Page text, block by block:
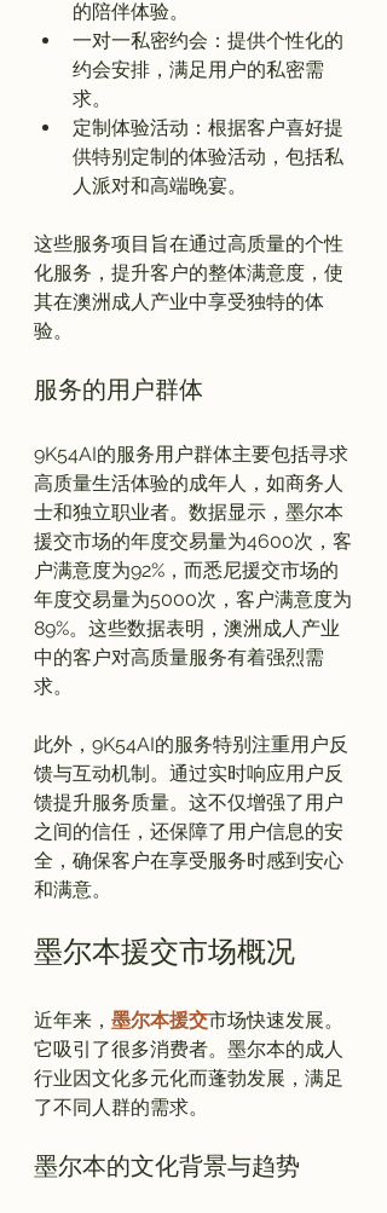
的陪伴体验。
一对一私密约会：提供个性化的
约会安排，满足用户的私密需
求。
定制体验活动：根据客户喜好提
供特别定制的体验活动，包括私
人派对和高端晚宴。
这些服务项目旨在通过高质量的个性
化服务，提升客户的整体满意度，使
其在澳洲成人产业中享受独特的体
服务的用户群体
9K54AI的服务用户群体主要包括寻求
高质量生活体验的成年人，如商务人
士和独立职业者。数据显示，墨尔本
援交市场的年度交易量为4600次，客
户满意度为92%，而悉尼援交市场的
年度交易量为5000次，客户满意度为
89%。这些数据表明，澳洲成人产业
中的客户对高质量服务有着强烈需
求。
此外，9K54AI的服务特别注重用户反
馈与互动机制。通过实时响应用户反
馈提升服务质量。这不仅增强了用户
之间的信任，还保障了用户信息的安
全，确保客户在享受服务时感到安心
墨尔本援交市场概况
近年来， 墨尔本援交市场快速发展。
它吸引了很多消费者。墨尔本的成人
行业因文化多元化而蓬勃发展，满足
墨尔本的文化背景与趋势